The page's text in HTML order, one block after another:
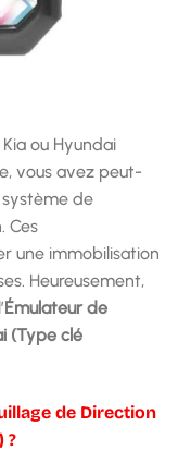
ou Hyundai
vous avez peut-
de
Ces
une immobilisation
Heureusement,
Émulateur de
(Type clé
de Direction
?